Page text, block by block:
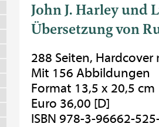
John J. Harley und
Übersetzung von
288 Seiten,
Mit 156 Abbildungen
Format 13,5 x 20,5 cm
Euro 36,00 [D]
ISBN 978-3-96662-